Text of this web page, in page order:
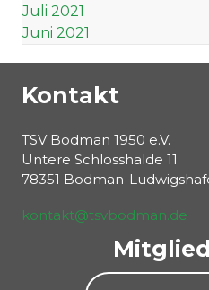
Juli 2021
Juni 2021
Kontakt
TSV Bodman 1950 e.V.
Untere Schlosshalde 11
78351 Bodman-
kontakt@tsvbodman.de